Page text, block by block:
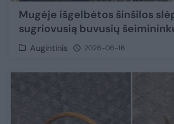
Mugėje išgelbėtos šinšilos
sugriovusią buvusių
Augintinis 2026-06-16